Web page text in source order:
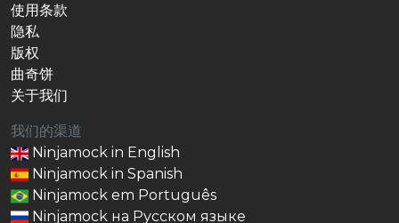
使用条款
隐私
版权
曲奇饼
关于我们
我们的渠道
Ninjamock in English
Ninjamock in Spanish
Ninjamock em Português
Ninjamock на Русском языке